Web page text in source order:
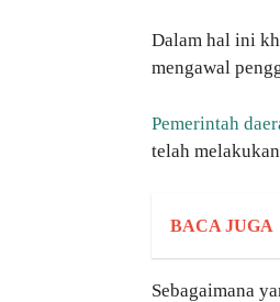
Dalam hal ini
mengawal
Pemerintah
telah
BACA JUGA
Sebagaimana